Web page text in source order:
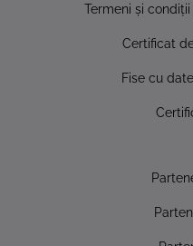
Termeni şi
Certificat
Fise cu